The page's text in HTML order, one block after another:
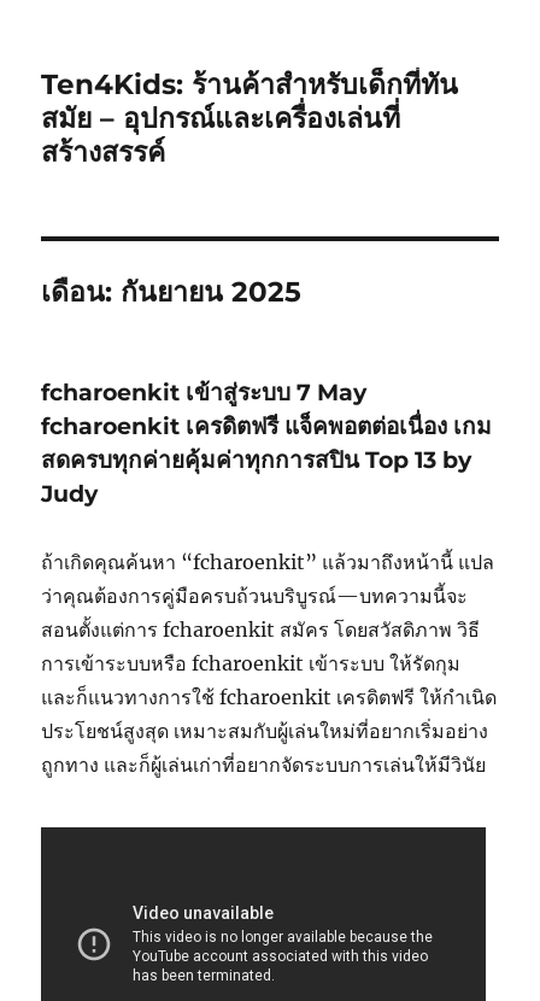
Ten4Kids: ร้านค้าสำหรับเด็กที่ทัน
สมัย – อุปกรณ์และเครื่องเล่นที่
สร้างสรรค์
เดือน: กันยายน 2025
fcharoenkit เข้าสู่ระบบ 7 May
fcharoenkit เครดิตฟรี แจ็คพอตต่อเนื่อง เกม
สดครบทุกค่ายคุ้มค่าทุกการสปิน Top 13 by
Judy
ถ้าเกิดคุณค้นหา “fcharoenkit” แล้วมาถึงหน้านี้ แปล
ว่าคุณต้องการคู่มือครบถ้วนบริบูรณ์—บทความนี้จะ
สอนตั้งแต่การ fcharoenkit สมัคร โดยสวัสดิภาพ วิธี
การเข้าระบบหรือ fcharoenkit เข้าระบบ ให้รัดกุม
และก็แนวทางการใช้ fcharoenkit เครดิตฟรี ให้กำเนิด
ประโยชน์สูงสุด เหมาะสมกับผู้เล่นใหม่ที่อยากเริ่มอย่าง
ถูกทาง และก็ผู้เล่นเก่าที่อยากจัดระบบการเล่นให้มีวินัย